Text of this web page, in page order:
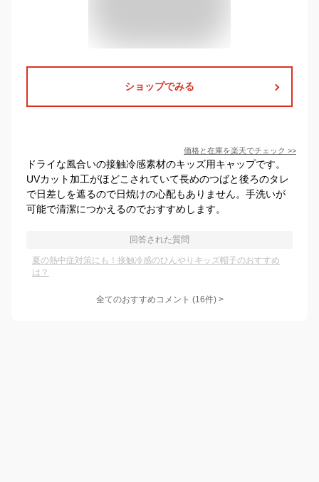
ショップでみる
価格と在庫を楽天でチェック >>
ドライな風合いの接触冷感素材のキッズ用キャップです。
UVカット加工がほどこされていて長めのつばと後ろのタレ
で日差しを遮るので日焼けの心配もありません。手洗いが
可能で清潔につかえるのでおすすめします。
回答された質問
夏の熱中症対策にも！接触冷感のひんやりキッズ帽子のおすすめ
は？
全てのおすすめコメント (16件) >